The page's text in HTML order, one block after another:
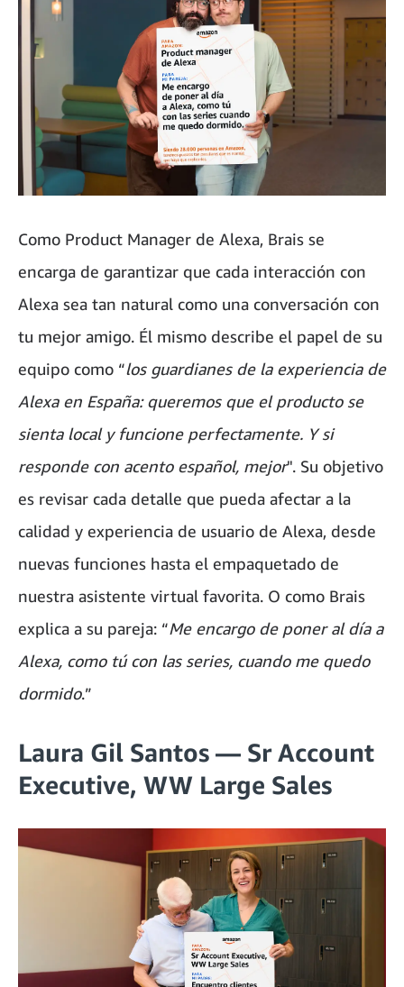
Como Product Manager de Alexa, Brais se
encarga de garantizar que cada interacción con
Alexa sea tan natural como una conversación con
tu mejor amigo. Él mismo describe el papel de su
equipo como “los guardianes de la experiencia de
Alexa en España: queremos que el producto se
sienta local y funcione perfectamente. Y si
responde con acento español, mejor". Su objetivo
es revisar cada detalle que pueda afectar a la
calidad y experiencia de usuario de Alexa, desde
nuevas funciones hasta el empaquetado de
nuestra asistente virtual favorita. O como Brais
explica a su pareja: “Me encargo de poner al día a
Alexa, como tú con las series, cuando me quedo
dormido.”
Laura Gil Santos — Sr Account
Executive, WW Large Sales